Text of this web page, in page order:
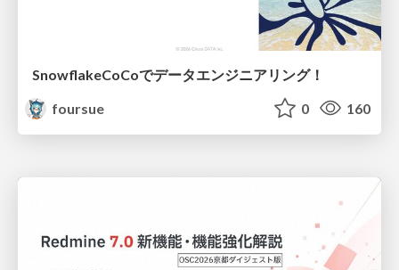
SnowflakeCoCoでデータエンジニアリング！
foursue
0 160